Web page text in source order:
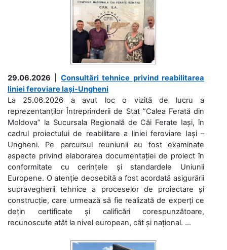
29.06.2026
Consultări tehnice privind reabilitarea
liniei feroviare Iași-Ungheni
La 25.06.2026 a avut loc o vizită de lucru a
reprezentanților Întreprinderii de Stat ”Calea Ferată din
Moldova” la Sucursala Regională de Căi Ferate Iași, în
cadrul proiectului de reabilitare a liniei feroviare Iași –
Ungheni. Pe parcursul reuniunii au fost examinate
aspecte privind elaborarea documentației de proiect în
conformitate cu cerințele și standardele Uniunii
Europene. O atenție deosebită a fost acordată asigurării
supravegherii tehnice a proceselor de proiectare și
construcție, care urmează să fie realizată de experți ce
dețin certificate și calificări corespunzătoare,
recunoscute atât la nivel european, cât și național. ...